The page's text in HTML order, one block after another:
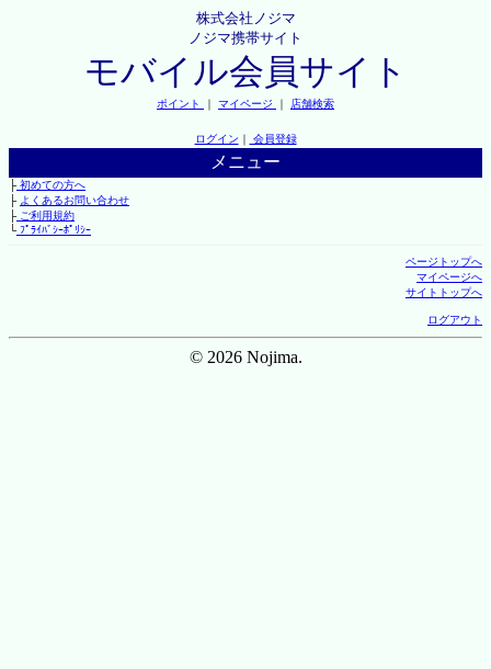
株式会社ノジマ
ノジマ携帯サイト
モバイル会員サイト
ポイント ｜ マイページ ｜ 店舗検索
ログイン ｜ 会員登録
メニュー
├初めての方へ
├ よくあるお問い合わせ
├ご利用規約
└ﾌﾟﾗｲﾊﾞｼｰﾎﾟﾘｼｰ
ページトップへ
マイページへ
サイトトップへ
ログアウト
© 2026 Nojima.